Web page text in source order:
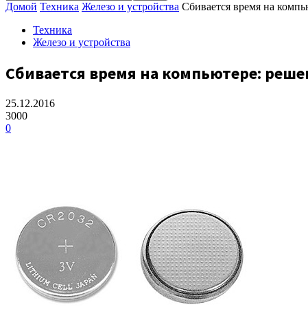
Домой Техника Железо и устройства Сбивается время на
Техника
Железо и устройства
Сбивается время на компьютере:
25.12.2016
3000
0